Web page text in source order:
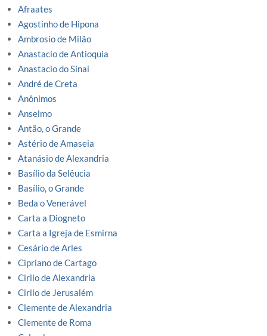
Afraates
Agostinho de Hipona
Ambrosio de Milão
Anastacio de Antioquia
Anastacio do Sinai
André de Creta
Anônimos
Anselmo
Antão, o Grande
Astério de Amaseia
Atanásio de Alexandria
Basílio da Selêucia
Basílio, o Grande
Beda o Venerável
Carta a Diogneto
Carta a Igreja de Esmirna
Cesário de Arles
Cipriano de Cartago
Cirilo de Alexandria
Cirilo de Jerusalém
Clemente de Alexandria
Clemente de Roma